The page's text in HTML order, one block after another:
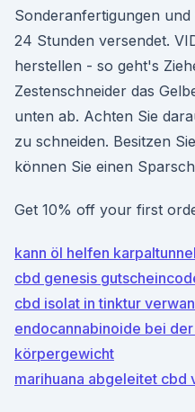
Sonderanfertigungen
24 Stunden versendet.
herstellen - so geht's
Zestenschneider das
unten ab. Achten Sie
zu schneiden. Besitzen
können Sie einen
Get 10% off your first
kann öl helfen karpaltunnel
cbd genesis
cbd isolat in tinktur
endocannabinoide bei
körpergewicht
marihuana abgeleitet cbd